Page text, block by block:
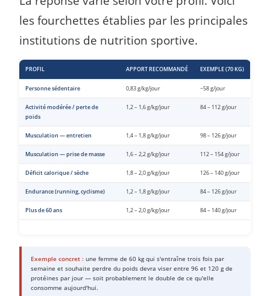
les fourchettes établies par les principales
institutions de nutrition sportive.
PROFIL APPORT RECOMMANDÉ EXEMPLE (70 KG)
Personne sédentaire 0,83 g/kg/jour ~58 g/jour
Activité modérée / perte de
poids
1,2 – 1,6 g/kg/jour 84 – 112 g/jour
Musculation — entretien 1,4 – 1,8 g/kg/jour 98 – 126 g/jour
Musculation — prise de masse 1,6 – 2,2 g/kg/jour 112 – 154 g/jour
Déficit calorique / sèche 1,8 – 2,0 g/kg/jour 126 – 140 g/jour
Endurance (running, cyclisme) 1,2 – 1,8 g/kg/jour 84 – 126 g/jour
Plus de 60 ans 1,2 – 2,0 g/kg/jour 84 – 140 g/jour
Exemple concret : une femme de 60 kg qui s'entraîne trois fois par
semaine et souhaite perdre du poids devra viser entre 96 et 120 g de
protéines par jour — soit probablement le double de ce qu'elle
consomme aujourd'hui.